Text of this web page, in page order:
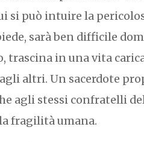
si può intuire la
sarà ben difficile
trascina in una vita
altri. Un sacerdote
agli stessi confratelli
fragilità umana.